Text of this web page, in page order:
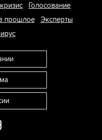
Голосование
прошлое
Эксперты